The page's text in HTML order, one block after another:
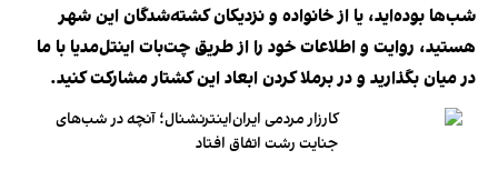
شب‌ها بوده‌اید، یا از خانواده و نزدیکان کشته‌شدگان این شهر
هستید، روایت و اطلاعات خود را از طریق چت‌بات اینتل‌مدیا با ما
در میان بگذارید و در برملا کردن ابعاد این کشتار مشارکت کنید.
کارزار مردمی ایران‌اینترنشنال؛ آنچه در شب‌های
جنایت رشت اتفاق افتاد